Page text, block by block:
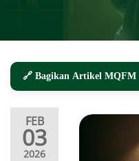
🔗 Bagikan Artikel MQFM
FEB
03
2026